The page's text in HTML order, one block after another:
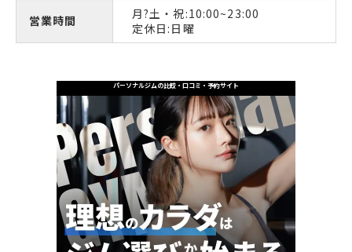
営業時間
月?土・祝:10:00~23:00
定休日:日曜
パーソナルジムの比較・口コミ・予約サイト